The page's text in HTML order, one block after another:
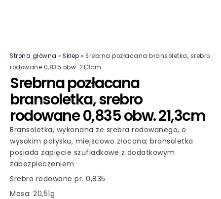
Strona główna » Sklep » Srebrna pozłacana bransoletka, srebro
rodowane 0,835 obw. 21,3cm
Srebrna pozłacana
bransoletka, srebro
rodowane 0,835 obw. 21,3cm
Bransoletka, wykonana ze srebra rodowanego, o
wysokim połysku, miejscowo złocona; bransoletka
posiada zapięcie szufladkowe z dodatkowym
zabezpieczeniem
Srebro rodowane pr. 0,835
Masa: 20,51g